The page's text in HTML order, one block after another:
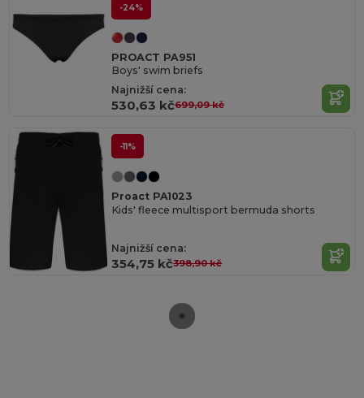
-24%
PROACT PA951
Boys' swim briefs
Najnižší cena:
530,63 kč699,09 kč
-11%
Proact PA1023
Kids' fleece multisport bermuda shorts
Najnižší cena:
354,75 kč398,90 kč